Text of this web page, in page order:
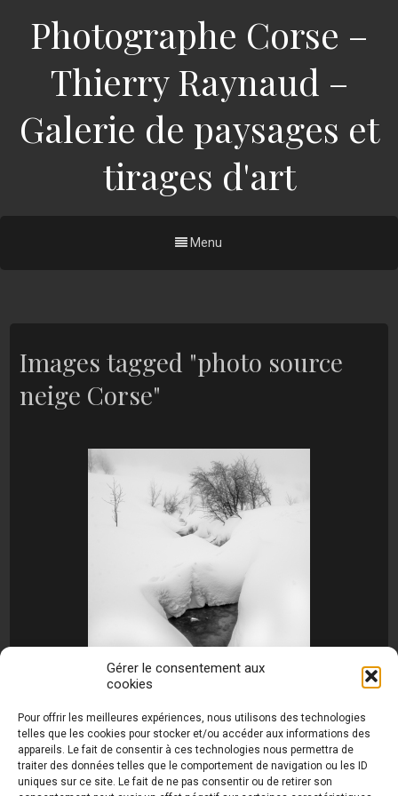
Gérer le consentement aux
cookies
Pour offrir les meilleures expériences, nous utilisons des technologies
telles que les cookies pour stocker et/ou accéder aux informations des
appareils. Le fait de consentir à ces technologies nous permettra de
traiter des données telles que le comportement de navigation ou les ID
uniques sur ce site. Le fait de ne pas consentir ou de retirer son
Photographe Corse –
Thierry Raynaud –
Galerie de paysages et
tirages d'art
Menu
Images tagged "photo source
neige Corse"